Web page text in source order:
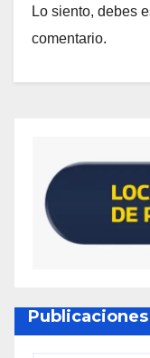
Lo siento, debes
comentario.
Publicaciones